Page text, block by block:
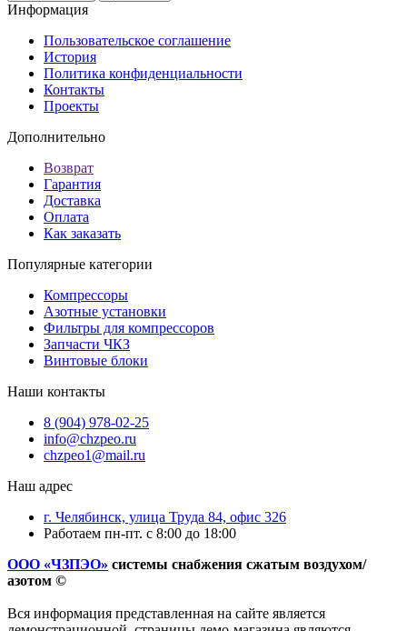
Информация
Пользовательское соглашение
История
Политика конфиденциальности
Контакты
Проекты
Дополнительно
Возврат
Гарантия
Доставка
Оплата
Как заказать
Популярные категории
Компрессоры
Азотные установки
Фильтры для компрессоров
Запчасти ЧКЗ
Винтовые блоки
Наши контакты
8 (904) 978-02-25
info@chzpeo.ru
chzpeo1@mail.ru
Наш адрес
г. Челябинск, улица Труда 84, офис 326
Работаем пн-пт. с 8:00 до 18:00
ООО «ЧЗПЭО» системы снабжения сжатым воздухом/
азотом ©
Вся информация представленная на сайте является